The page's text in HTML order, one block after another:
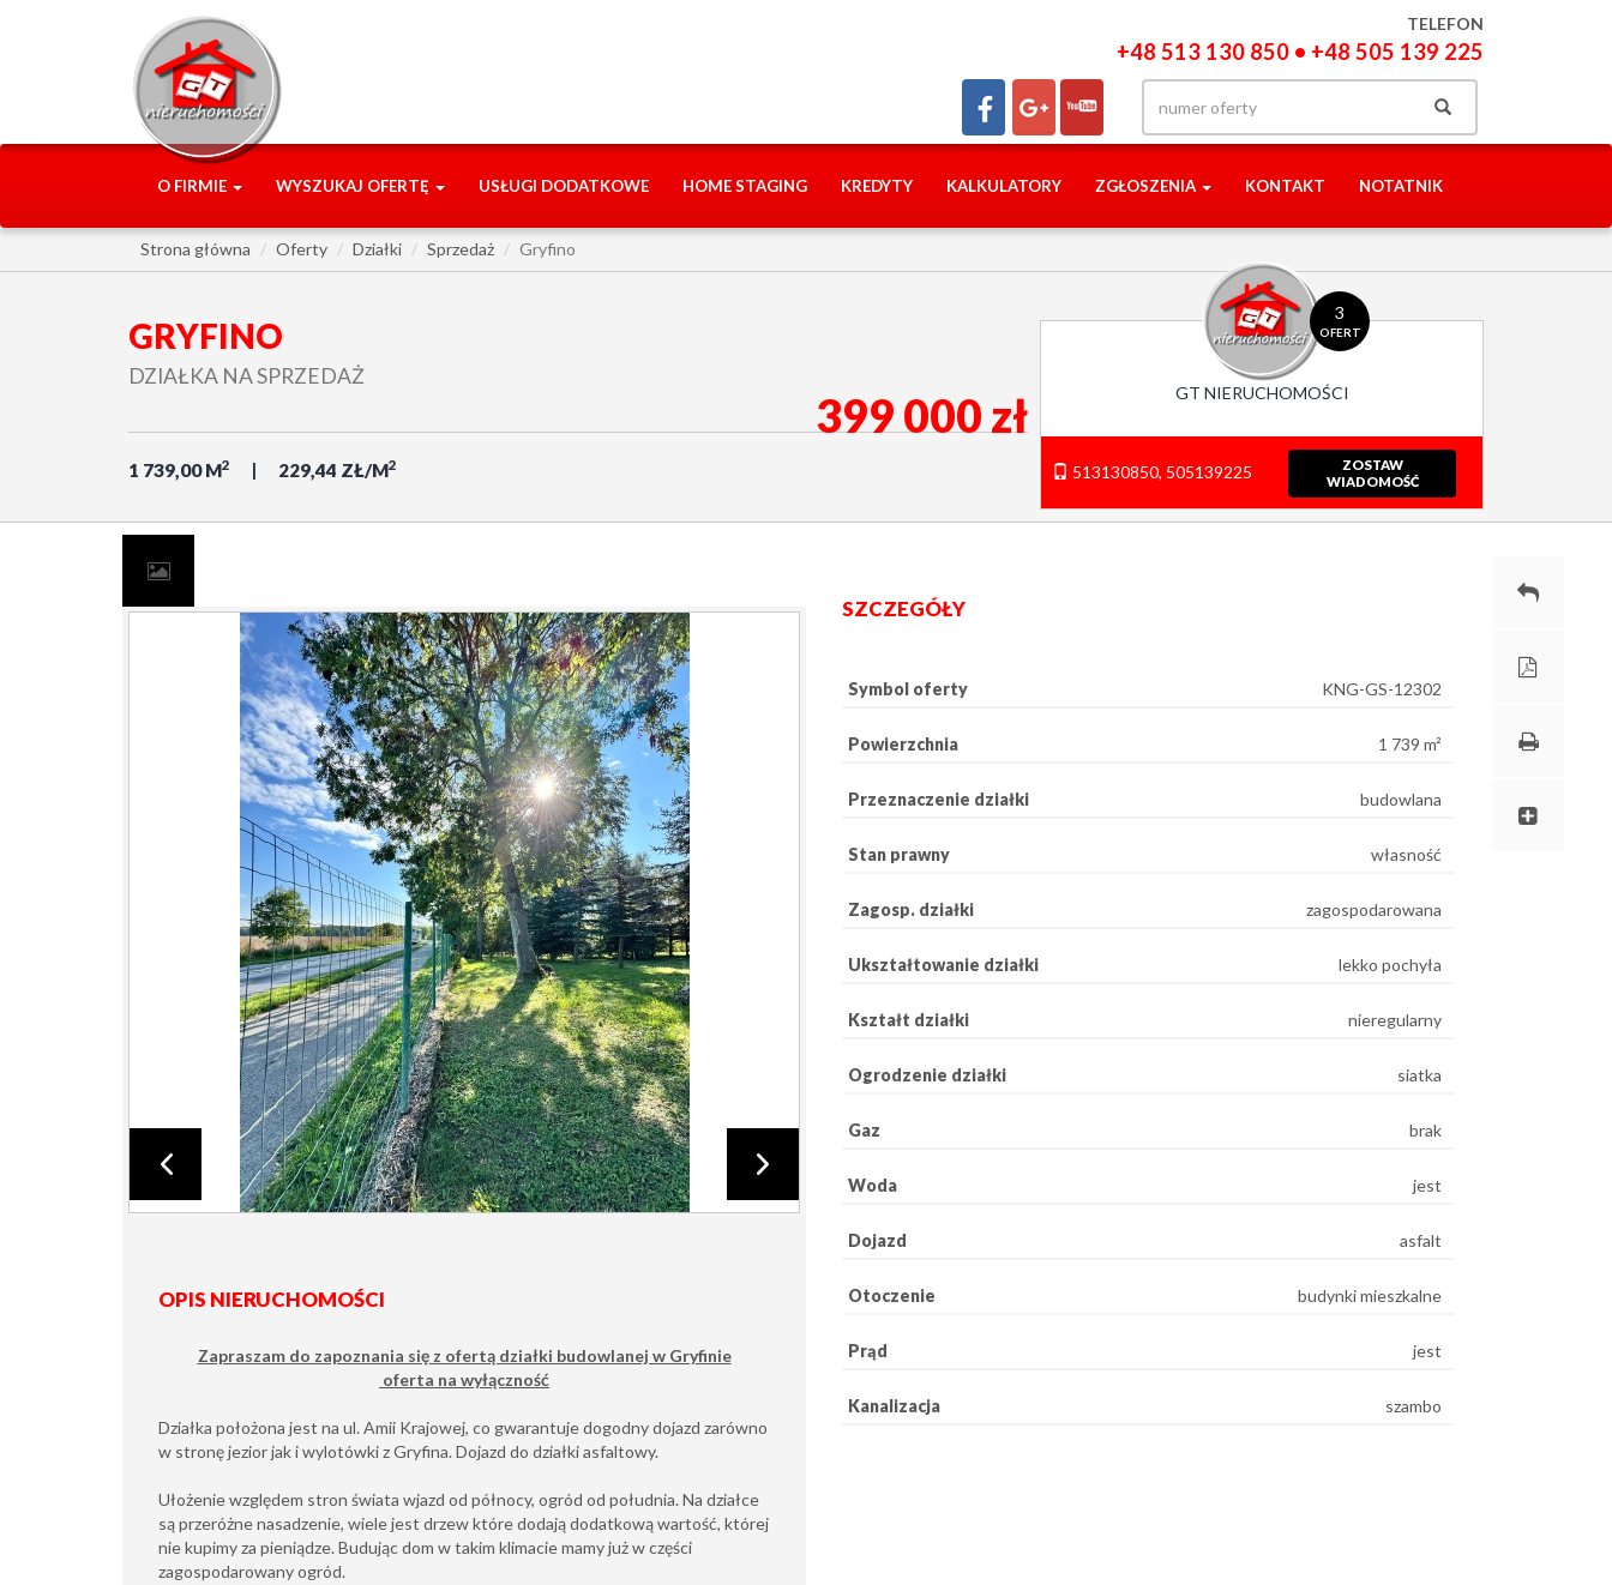
TELEFON
+48 513 130 850 • +48 505 139 225
O FIRMIE WYSZUKAJ OFERTĘ USŁUGI DODATKOWE HOME STAGING KREDYTY KALKULATORY ZGŁOSZENIA KONTAKT NOTATNIK
Strona główna Oferty Działki Sprzedaż Gryfino
GRYFINO
DZIAŁKA NA SPRZEDAŻ
1 739,00 M2 229,44 ZŁ/M2
399 000 zł
3
OFERT
GT NIERUCHOMOŚCI
513130850, 505139225
ZOSTAW
WIADOMOŚĆ
OPIS NIERUCHOMOŚCI
Zapraszam do zapoznania się z ofertą działki budowlanej w Gryfinie
oferta na wyłączność
Działka położona jest na ul. Amii Krajowej, co gwarantuje dogodny dojazd zarówno
w stronę jezior jak i wylotówki z Gryfina. Dojazd do działki asfaltowy.
Ułożenie względem stron świata wjazd od północy, ogród od południa. Na działce
są przeróżne nasadzenie, wiele jest drzew które dodają dodatkową wartość, której
nie kupimy za pieniądze. Budując dom w takim klimacie mamy już w części
zagospodarowany ogród.
SZCZEGÓŁY
Symbol oferty KNG-GS-12302
Powierzchnia 1 739 m²
Przeznaczenie działki budowlana
Stan prawny własność
Zagosp. działki zagospodarowana
Ukształtowanie działki lekko pochyła
Kształt działki nieregularny
Ogrodzenie działki siatka
Gaz brak
Woda jest
Dojazd asfalt
Otoczenie budynki mieszkalne
Prąd jest
Kanalizacja szambo